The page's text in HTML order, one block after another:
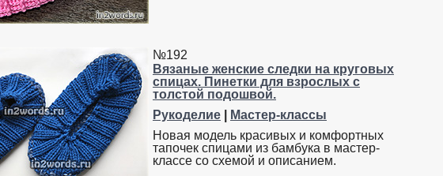
№192
Вязаные женские следки на круговых
спицах. Пинетки для взрослых с
толстой подошвой.
Рукоделие
Мастер-классы
Новая модель красивых и комфортных
тапочек спицами из бамбука в мастер-
классе со схемой и описанием.